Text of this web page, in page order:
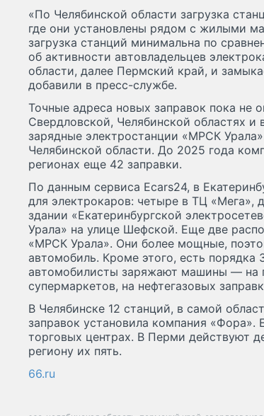
«По Челябинской области загрузка
где они установлены рядом с жилыми
загрузка станций минимальна по
об активности автовладельцев
области, далее Пермский край, и
добавили в пресс-службе.
Точные адреса новых заправок пока не
Свердловской, Челябинской областях
зарядные электростанции «МРСК
Челябинской области. До 2025 года
регионах еще 42 заправки.
По данным сервиса Ecars24, в
для электрокаров: четыре в ТЦ «Мега»,
здании «Екатеринбургской
Урала» на улице Шефской. Еще две
«МРСК Урала». Они более мощные,
автомобиль. Кроме этого, есть порядка
автомобилисты заряжают машины — на
супермаркетов, на нефтегазовых
В Челябинске 12 станций, в самой
заправок установила компания
торговых центрах. В Перми действуют
региону их пять.
66.ru